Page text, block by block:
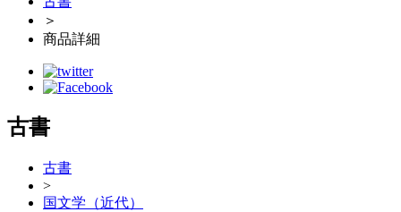
＞
商品詳細
古書
古書
>
国文学（近代）